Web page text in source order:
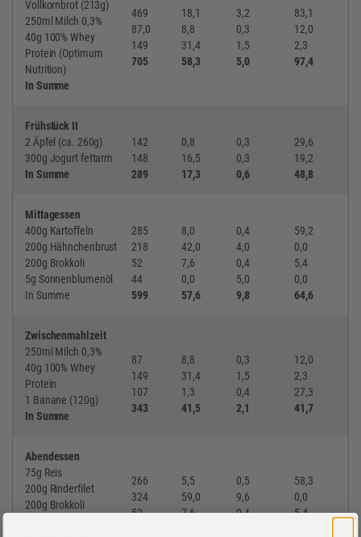
Vollkornbrot (213g)
250ml Milch 0,3%
40g 100% Whey
Protein (Optimum
Nutrition)
In Summe
469
87,0
149
705
18,1
8,8
31,4
58,3
3,2
0,3
1,5
5,0
83,1
12,0
2,3
97,4
Frühstück II
2 Äpfel (ca. 260g)
300g Jogurt fettarm
In Summe
142
148
289
0,8
16,5
17,3
0,3
0,3
0,6
29,6
19,2
48,8
Mittagessen
400g Kartoffeln
200g Hähnchenbrust
200g Brokkoli
5g Sonnenblumenöl
In Summe
285
218
52
44
599
8,0
42,0
7,6
0,0
57,6
0,4
4,0
0,4
5,0
9,8
59,2
0,0
5,4
0,0
64,6
Zwischenmahlzeit
250ml Milch 0,3%
40g 100% Whey
Protein
1 Banane (120g)
In Summe
87
149
107
343
8,8
31,4
1,3
41,5
0,3
1,5
0,4
2,1
12,0
2,3
27,3
41,7
Abendessen
75g Reis
200g Rinderfilet
200g Brokkoli
266
324
52
5,5
59,0
7,6
0,5
9,6
0,4
58,3
0,0
5,4